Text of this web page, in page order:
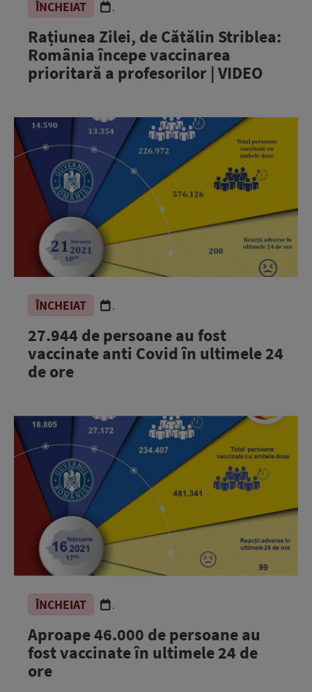
ÎNCHEIAT .
Rațiunea Zilei, de Cătălin Striblea:
România începe vaccinarea
prioritară a profesorilor | VIDEO
ÎNCHEIAT .
27.944 de persoane au fost
vaccinate anti Covid în ultimele 24
de ore
ÎNCHEIAT .
Aproape 46.000 de persoane au
fost vaccinate în ultimele 24 de
ore